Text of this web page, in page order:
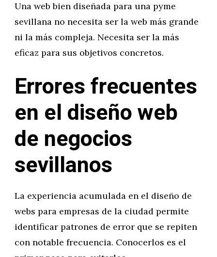
Una web bien diseñada para una pyme
sevillana no necesita ser la web más grande
ni la más compleja. Necesita ser la más
eficaz para sus objetivos concretos.
Errores frecuentes
en el diseño web
de negocios
sevillanos
La experiencia acumulada en el diseño de
webs para empresas de la ciudad permite
identificar patrones de error que se repiten
con notable frecuencia. Conocerlos es el